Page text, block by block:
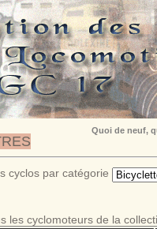
Quoi de neuf,
cyclos par catégorie
les cyclomoteurs de la